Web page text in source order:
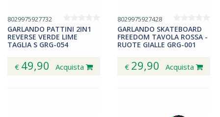
8029975927732
GARLANDO PATTINI 2IN1
REVERSE VERDE LIME
TAGLIA S GRG-054
€ 49,90 Acquista
8029975927428
GARLANDO SKATEBOARD
FREEDOM TAVOLA ROSSA -
RUOTE GIALLE GRG-001
€ 29,90 Acquista